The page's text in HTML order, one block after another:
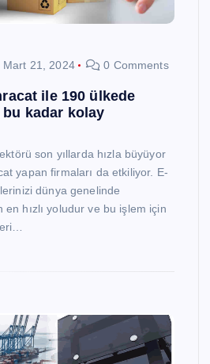
Mart 21, 2024 0 Comments
ile 190 ülkede
bu kadar kolay
son yıllarda hızla büyüyor
yapan firmaları da etkiliyor. E-
dünya genelinde
en hızlı yoludur ve bu işlem için